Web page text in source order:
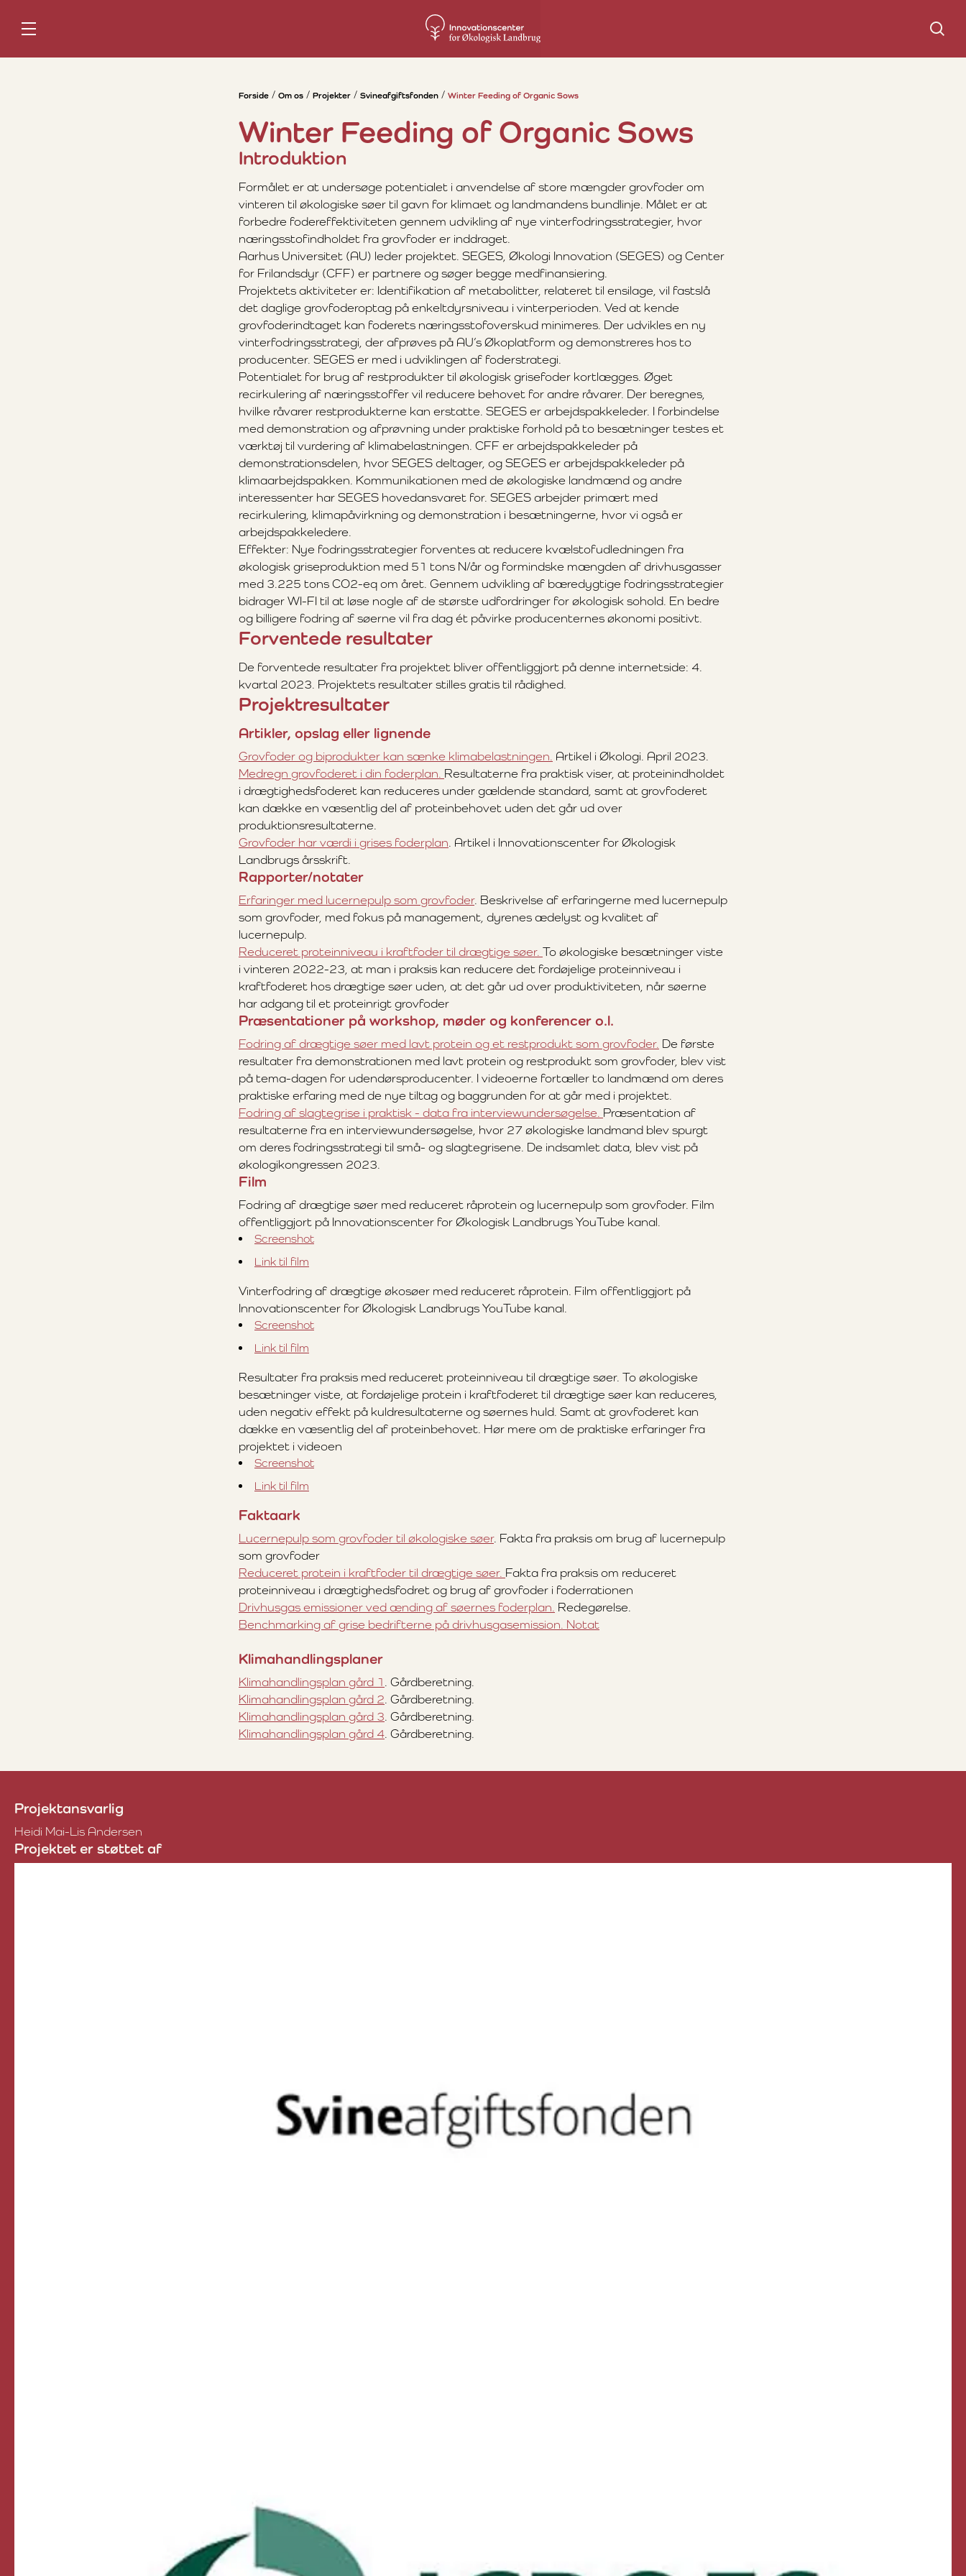
Søg
Forside Om os Projekter Svineafgiftsfonden Winter Feeding of Organic Sows
Winter Feeding of Organic Sows
Introduktion
Formålet er at undersøge potentialet i anvendelse af store mængder grovfoder om
vinteren til økologiske søer til gavn for klimaet og landmandens bundlinje. Målet er at
forbedre fodereffektiviteten gennem udvikling af nye vinterfodringsstrategier, hvor
næringsstofindholdet fra grovfoder er inddraget.
Aarhus Universitet (AU) leder projektet. SEGES, Økologi Innovation (SEGES) og Center
for Frilandsdyr (CFF) er partnere og søger begge medfinansiering.
Projektets aktiviteter er: Identifikation af metabolitter, relateret til ensilage, vil fastslå
det daglige grovfoderoptag på enkeltdyrsniveau i vinterperioden. Ved at kende
grovfoderindtaget kan foderets næringsstofoverskud minimeres. Der udvikles en ny
vinterfodringsstrategi, der afprøves på AU’s Økoplatform og demonstreres hos to
producenter. SEGES er med i udviklingen af foderstrategi.
Potentialet for brug af restprodukter til økologisk grisefoder kortlægges. Øget
recirkulering af næringsstoffer vil reducere behovet for andre råvarer. Der beregnes,
hvilke råvarer restprodukterne kan erstatte. SEGES er arbejdspakkeleder. I forbindelse
med demonstration og afprøvning under praktiske forhold på to besætninger testes et
værktøj til vurdering af klimabelastningen. CFF er arbejdspakkeleder på
demonstrationsdelen, hvor SEGES deltager, og SEGES er arbejdspakkeleder på
klimaarbejdspakken. Kommunikationen med de økologiske landmænd og andre
interessenter har SEGES hovedansvaret for. SEGES arbejder primært med
recirkulering, klimapåvirkning og demonstration i besætningerne, hvor vi også er
arbejdspakkeledere.
Effekter: Nye fodringsstrategier forventes at reducere kvælstofudledningen fra
økologisk griseproduktion med 51 tons N/år og formindske mængden af drivhusgasser
med 3.225 tons CO2-eq om året. Gennem udvikling af bæredygtige fodringsstrategier
bidrager WI-FI til at løse nogle af de største udfordringer for økologisk sohold. En bedre
og billigere fodring af søerne vil fra dag ét påvirke producenternes økonomi positivt.
Forventede resultater
De forventede resultater fra projektet bliver offentliggjort på denne internetside: 4.
kvartal 2023. Projektets resultater stilles gratis til rådighed.
Projektresultater
Artikler, opslag eller lignende
Grovfoder og biprodukter kan sænke klimabelastningen. Artikel i Økologi. April 2023.
Medregn grovfoderet i din foderplan. Resultaterne fra praktisk viser, at proteinindholdet
i drægtighedsfoderet kan reduceres under gældende standard, samt at grovfoderet
kan dække en væsentlig del af proteinbehovet uden det går ud over
produktionsresultaterne.
Grovfoder har værdi i grises foderplan. Artikel i Innovationscenter for Økologisk
Landbrugs årsskrift.
Rapporter/notater
Erfaringer med lucernepulp som grovfoder. Beskrivelse af erfaringerne med lucernepulp
som grovfoder, med fokus på management, dyrenes ædelyst og kvalitet af
lucernepulp.
Reduceret proteinniveau i kraftfoder til drægtige søer. To økologiske besætninger viste
i vinteren 2022-23, at man i praksis kan reducere det fordøjelige proteinniveau i
kraftfoderet hos drægtige søer uden, at det går ud over produktiviteten, når søerne
har adgang til et proteinrigt grovfoder
Præsentationer på workshop, møder og konferencer o.l.
Fodring af drægtige søer med lavt protein og et restprodukt som grovfoder. De første
resultater fra demonstrationen med lavt protein og restprodukt som grovfoder, blev vist
på tema-dagen for udendørsproducenter. I videoerne fortæller to landmænd om deres
praktiske erfaring med de nye tiltag og baggrunden for at går med i projektet.
Fodring af slagtegrise i praktisk - data fra interviewundersøgelse. Præsentation af
resultaterne fra en interviewundersøgelse, hvor 27 økologiske landmand blev spurgt
om deres fodringsstrategi til små- og slagtegrisene. De indsamlet data, blev vist på
økologikongressen 2023.
Film
Fodring af drægtige søer med reduceret råprotein og lucernepulp som grovfoder. Film
offentliggjort på Innovationscenter for Økologisk Landbrugs YouTube kanal.
Screenshot
Link til film
Vinterfodring af drægtige økosøer med reduceret råprotein. Film offentliggjort på
Innovationscenter for Økologisk Landbrugs YouTube kanal.
Screenshot
Link til film
Resultater fra praksis med reduceret proteinniveau til drægtige søer. To økologiske
besætninger viste, at fordøjelige protein i kraftfoderet til drægtige søer kan reduceres,
uden negativ effekt på kuldresultaterne og søernes huld. Samt at grovfoderet kan
dække en væsentlig del af proteinbehovet. Hør mere om de praktiske erfaringer fra
projektet i videoen
Screenshot
Link til film
Faktaark
Lucernepulp som grovfoder til økologiske søer. Fakta fra praksis om brug af lucernepulp
som grovfoder
Reduceret protein i kraftfoder til drægtige søer. Fakta fra praksis om reduceret
proteinniveau i drægtighedsfodret og brug af grovfoder i foderrationen
Drivhusgas emissioner ved ænding af søernes foderplan. Redegørelse.
Benchmarking af grise bedrifterne på drivhusgasemission. Notat
Klimahandlingsplaner
Klimahandlingsplan gård 1 . Gårdberetning.
Klimahandlingsplan gård 2. Gårdberetning.
Klimahandlingsplan gård 3. Gårdberetning.
Klimahandlingsplan gård 4. Gårdberetning.
Projektansvarlig
Heidi Mai-Lis Andersen
Projektet er støttet af